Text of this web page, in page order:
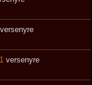
versenyre
versenyre